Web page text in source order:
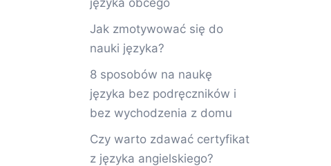
języka obcego
Jak zmotywować się do
nauki języka?
8 sposobów na naukę
języka bez podręczników i
bez wychodzenia z domu
Czy warto zdawać certyfikat
z języka angielskiego?